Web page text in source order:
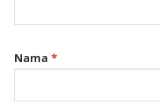
Nama *